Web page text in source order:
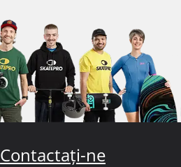
Contactați-ne